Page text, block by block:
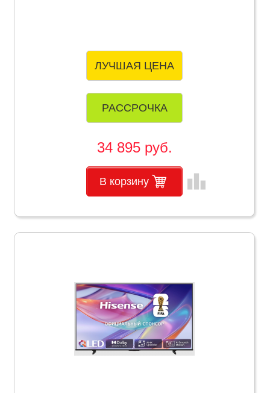
ЛУЧШАЯ ЦЕНА
РАССРОЧКА
34 895 руб.
В корзину leaderboard